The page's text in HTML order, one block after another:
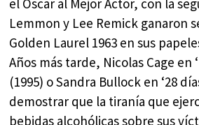
el Oscar al Mejor Actor, con la
Lemmon y Lee Remick ganaron
Golden Laurel 1963 en sus
Años más tarde, Nicolas Cage en
(1995) o Sandra Bullock en ‘28
demostrar que la tiranía que
bebidas alcohólicas sobre sus